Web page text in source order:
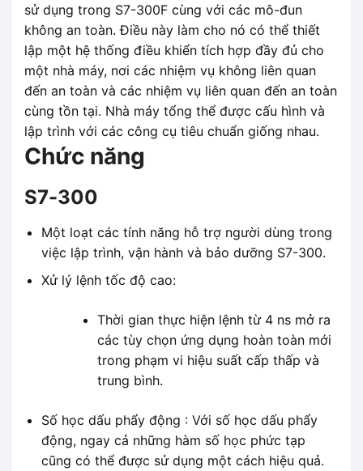
sử dụng trong S7-300F cùng với các mô-đun
không an toàn. Điều này làm cho nó có thể thiết
lập một hệ thống điều khiển tích hợp đầy đủ cho
một nhà máy, nơi các nhiệm vụ không liên quan
đến an toàn và các nhiệm vụ liên quan đến an toàn
cùng tồn tại. Nhà máy tổng thể được cấu hình và
lập trình với các công cụ tiêu chuẩn giống nhau.
Chức năng
S7-300
Một loạt các tính năng hỗ trợ người dùng trong
việc lập trình, vận hành và bảo dưỡng S7-300.
Xử lý lệnh tốc độ cao:
Thời gian thực hiện lệnh từ 4 ns mở ra
các tùy chọn ứng dụng hoàn toàn mới
trong phạm vi hiệu suất cấp thấp và
trung bình.
Số học dấu phẩy động : Với số học dấu phẩy
động, ngay cả những hàm số học phức tạp
cũng có thể được sử dụng một cách hiệu quả.